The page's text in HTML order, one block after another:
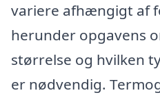
variere afhængigt af
herunder opgavens
størrelse og hvilken
er nødvendig.